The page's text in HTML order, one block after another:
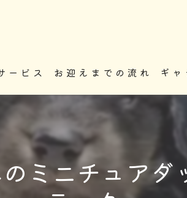
ービス お迎えまでの流れ ギャ
ミニチュア